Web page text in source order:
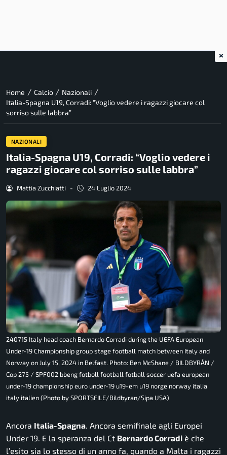
Home / Calcio / Nazionali /
Italia-Spagna U19, Corradi: “Voglio vedere i ragazzi giocare col
sorriso sulle labbra”
NAZIONALI
Italia-Spagna U19, Corradi: “Voglio vedere i
ragazzi giocare col sorriso sulle labbra”
Mattia Zucchiatti - 24 Luglio 2024
240715 Italy head coach Bernardo Corradi during the UEFA European
Under-19 Championship group stage football match between Italy and
Norway on July 15, 2024 in Belfast. Photo: Ben McShane / BILDBYRÅN /
Cop 275 / SPF002 bbeng fotboll football fotball soccer uefa european
under-19 championship euro under-19 u19-em u19 norge norway italia
italy italien (Photo by SPORTSFILE/Bildbyran/Sipa USA)
Ancora Italia-Spagna. Ancora semifinale agli Europei
Under 19. E la speranza del Ct Bernardo Corradi è che
l’esito sia lo stesso di un anno fa, quando a Malta i ragazzi
×